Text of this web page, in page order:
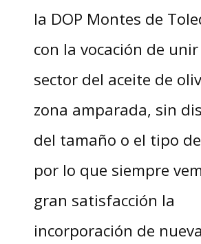
la DOP Montes de
con la vocación de
sector del aceite de
zona amparada, sin
del tamaño o el tipo
por lo que siempre
gran satisfacción la
incorporación de